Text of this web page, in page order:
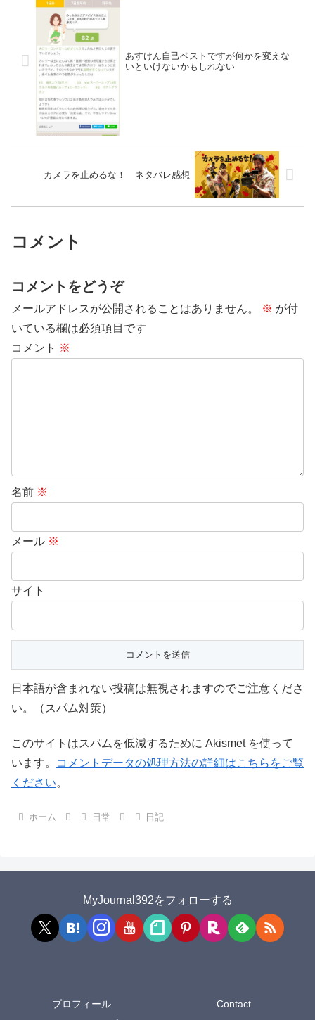
あすけん自己ベストですが何かを変えな
いといけないかもしれない
カメラを止めるな！ ネタバレ感想
コメント
コメントをどうぞ
メールアドレスが公開されることはありません。 ※ が付
いている欄は必須項目です
コメント ※
名前 ※
メール ※
サイト
日本語が含まれない投稿は無視されますのでご注意くださ
い。（スパム対策）
このサイトはスパムを低減するために Akismet を使って
います。
コメントデータの処理方法の詳細はこちらをご覧
ください。
ホーム 日常 日記
MyJournal392をフォローする
プロフィール
Contact